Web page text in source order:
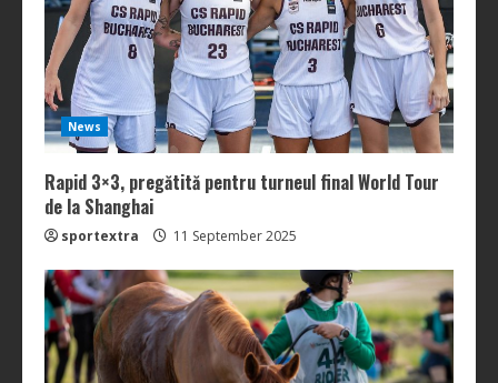
News
Rapid 3×3, pregătită pentru turneul final World Tour
de la Shanghai
sportextra 11 September 2025